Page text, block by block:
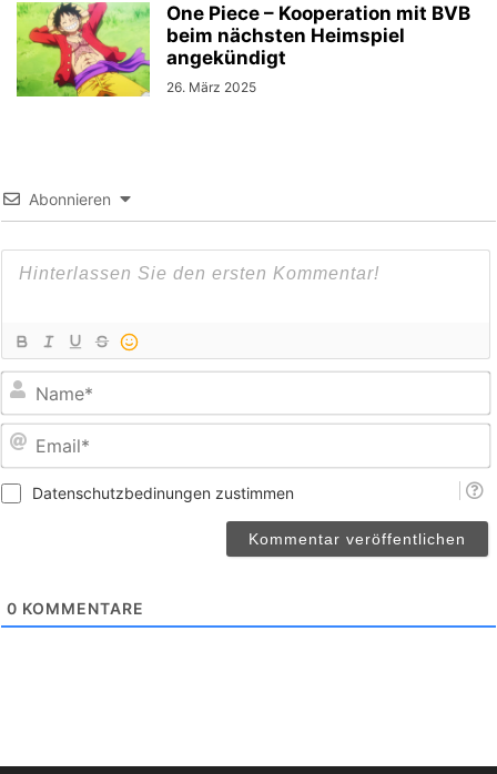
One Piece – Kooperation mit BVB
beim nächsten Heimspiel
angekündigt
26. März 2025
Abonnieren
Datenschutzbedinungen zustimmen
0 KOMMENTARE